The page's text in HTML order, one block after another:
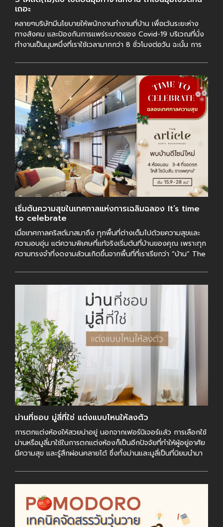
เถอะ
หลายๆบริษัทมีนโยบายให้พนักงานทำงานที่บ้าน เพื่อเว้นระยะห่าง
ทางสังคม และป้องกันการแพร่ระบาดของ Covid-19 บริเวณที่นั่ง
ทำงานเป็นมุมหนึ่งที่เราใช้เวลามากกว่า 8 ชั่วโมงต่อวัน ฉะนั้น การ
เริ่มต้นความสุขในเทศกาลแห่งการเฉลิมฉลอง It’s time
to celebrate
เมื่อเทศกาลคริสต์มาสมาถึง ทุกพื้นที่ต่างเต็มไปด้วยความสุขและ
ความอบอุ่น แต่ความพิเศษที่แท้จริงเริ่มต้นที่บ้านของคุณ เพราะทุก
ความทรงจำที่งดงามล้วนเกิดขึ้นจากพื้นที่ที่เราเรียกว่า “บ้าน” The
ม่านที่ชอบ มู่ลี่ที่ใช่ แต่งแบบไหนให้ลงตัว
การตกแต่งห้องให้สวยน่าอยู่ นอกจากเฟอร์นิเจอร์แล้ว การเลือกใช้
ม่านหรือมูลี่มาใช้ในการตกแต่งห้องก็เป็นอีกปัจจัยที่ทำให้ผู้อยู่อาศัย
มีความสุข และรู้สึกผ่อนคลายได้ ซึ่งทั้งม่านและมูลี่เป็นที่นิยมนำมา